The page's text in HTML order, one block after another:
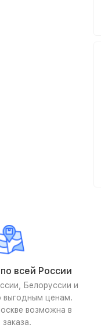
всей России
Белоруссии и
выгодным ценам.
возможна в